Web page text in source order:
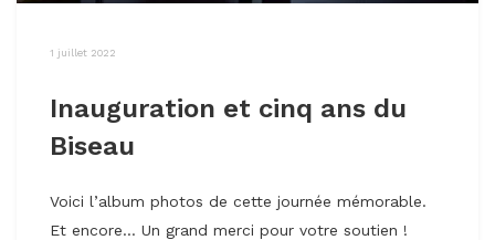
1 juillet 2022
Inauguration et cinq ans du
Biseau
Voici l’album photos de cette journée mémorable.
Et encore… Un grand merci pour votre soutien !